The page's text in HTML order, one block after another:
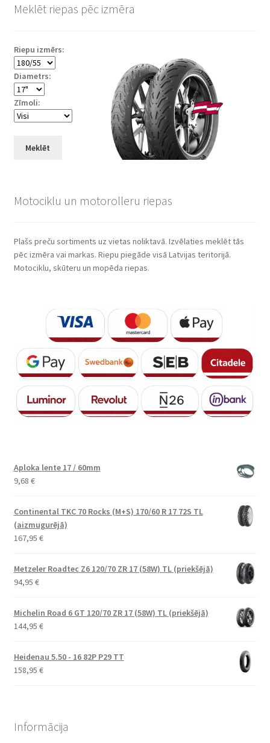
Meklēt riepas pēc izmēra
Riepu izmērs:
Diametrs:
Zīmoli:
Meklēt
Motociklu un motorolleru riepas
Plašs preču sortiments uz vietas noliktavā. Izvēlaties meklēt tās
pēc izmēra vai markas. Riepu piegāde visā Latvijas teritorijā.
Motociklu, skūteru un mopēda riepas.
Aploka lente 17 / 60mm
9,68 €
Continental TKC 70 Rocks (M+S) 170/60 R 17 72S TL
(aizmugurējā)
167,95 €
Metzeler Roadtec Z6 120/70 ZR 17 (58W) TL (priekšējā)
94,95 €
Michelin Road 6 GT 120/70 ZR 17 (58W) TL (priekšējā)
144,95 €
Heidenau 5.50 - 16 82P P29 TT
158,95 €
Informācija